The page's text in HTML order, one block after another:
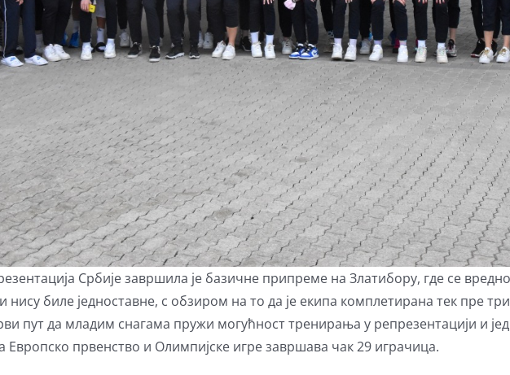
Србије завршила је базичне припреме на Златибору, где се
биле једноставне, с обзиром на то да је екипа комплетирана тек пре
пут да младим снагама пружи могућност тренирања у репрезентацији и
првенство и Олимпијске игре завршава чак 29 играчица.